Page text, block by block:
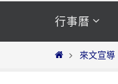
content
行事曆
Home來文宣導